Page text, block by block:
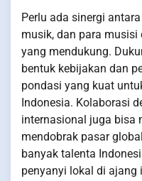
Perlu ada sinergi
musik, dan para
yang mendukung.
bentuk kebijakan dan
pondasi yang kuat
Indonesia. Kolaborasi
internasional juga bisa
mendobrak pasar
banyak talenta
penyanyi lokal di ajang